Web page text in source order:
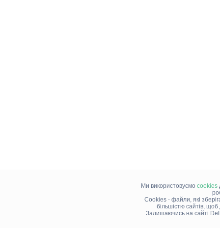
Ми використовуємо cookies
Cookies - файли, які
більшістю сайтів,
Залишаючись на сайті